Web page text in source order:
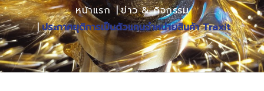
หน้าแรก
ข่าว & กิจกรรม
ประกาศยุติการเป็นตัวแทนจำหน่ายสินค้า Traxit